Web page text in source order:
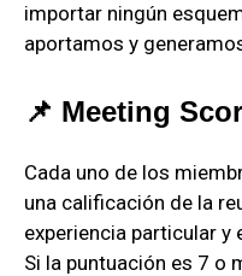
importar ningún
aportamos y
📌 Meeting
Cada uno de los
una calificación de la
experiencia particular y
Si la puntuación es 7 o